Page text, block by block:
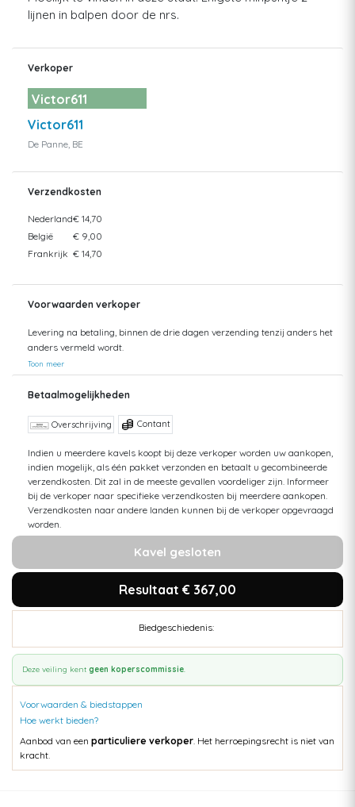
lijnen in balpen door de nrs.
Verkoper
Victor611
Victor611
De Panne, BE
Verzendkosten
Nederland€ 14,70
België
€ 9,00
Frankrijk € 14,70
Voorwaarden verkoper
Levering na betaling, binnen de drie dagen verzending tenzij anders het
anders vermeld wordt.
Toon meer
Betaalmogelijkheden
Overschrijving Contant
Indien u meerdere kavels koopt bij deze verkoper worden uw aankopen,
indien mogelijk, als één pakket verzonden en betaalt u gecombineerde
verzendkosten. Dit zal in de meeste gevallen voordeliger zijn. Informeer
bij de verkoper naar specifieke verzendkosten bij meerdere aankopen.
Verzendkosten naar andere landen kunnen bij de verkoper opgevraagd
worden.
Kavel gesloten
Resultaat € 367,00
Biedgeschiedenis:
Deze veiling kent geen koperscommissie.
Voorwaarden & biedstappen
Hoe werkt bieden?
Aanbod van een particuliere verkoper. Het herroepingsrecht is niet van
kracht.